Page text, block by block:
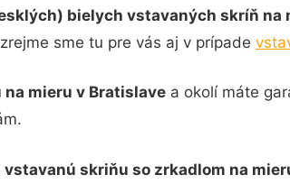
bielych vstavaných skríň na
sme tu pre vás aj v prípade
mieru v Bratislave a okolí máte
vstavanú skriňu so zrkadlom na